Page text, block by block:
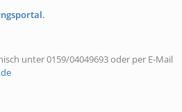
.
unter 0159/04049693 oder per E-Mail